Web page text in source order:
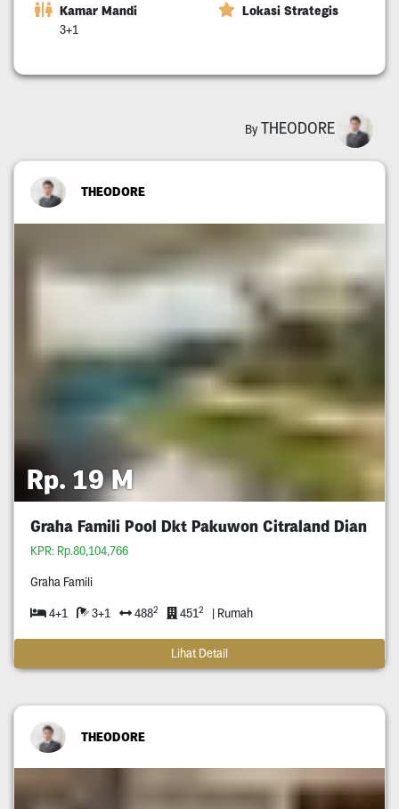
Kamar Mandi
3+1
Lokasi Strategis
By THEODORE
THEODORE
Rp. 19 M
Graha Famili Pool Dkt Pakuwon Citraland Dian
KPR: Rp.80,104,766
Graha Famili
4+1 3+1 4882 4512 | Rumah
Lihat Detail
THEODORE